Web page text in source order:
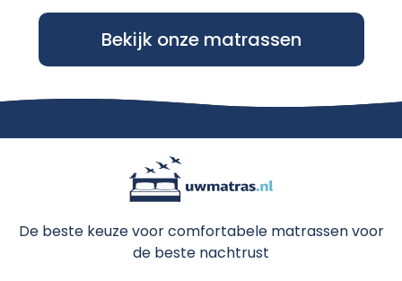
Bekijk onze matrassen
De beste keuze voor comfortabele matrassen voor
de beste nachtrust